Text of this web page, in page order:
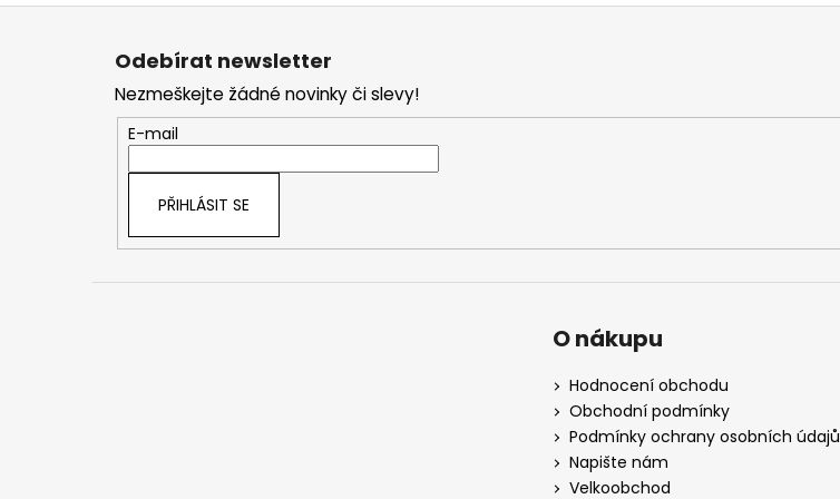
Z
Odebírat newsletter
Nezmeškejte žádné novinky či slevy!
E-mail
PŘIHLÁSIT SE
O nákupu
Hodnocení obchodu
Obchodní podmínky
Podmínky ochrany osobních údajů
Napište nám
Velkoobchod